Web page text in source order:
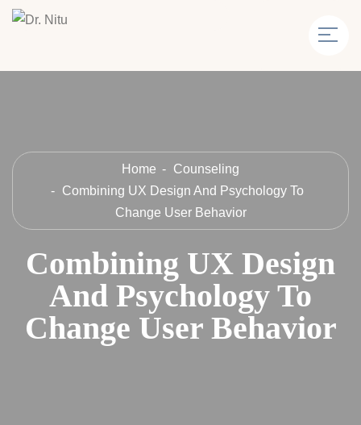
Home
Counseling
Combining UX Design And Psychology To
Change User Behavior
Combining UX Design
And Psychology To
Change User Behavior